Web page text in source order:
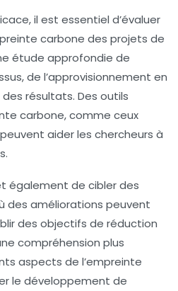
il est essentiel d’évaluer
carbone des projets de
étude approfondie de
de l’approvisionnement en
résultats. Des outils
carbone, comme ceux
aider les chercheurs à
également de cibler des
des améliorations peuvent
des objectifs de réduction
compréhension plus
aspects de l’empreinte
le développement de